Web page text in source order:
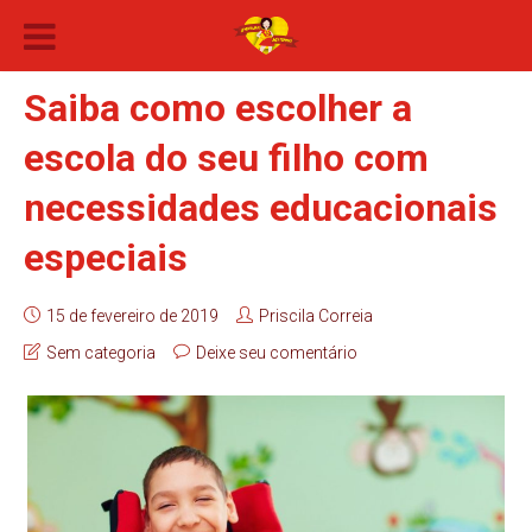
Saiba como escolher a
escola do seu filho com
necessidades educacionais
especiais
15 de fevereiro de 2019
Priscila Correia
Sem categoria
Deixe seu comentário